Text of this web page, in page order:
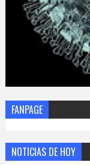
FANPAGE
NOTICIAS DE HOY